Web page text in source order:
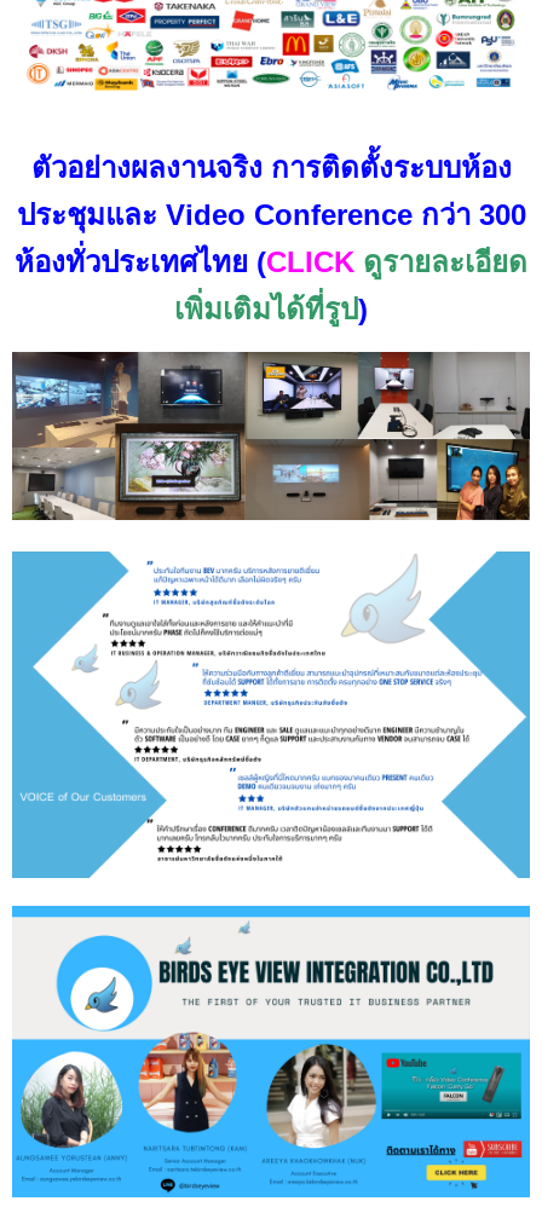
ตัวอย่างผลงานจริง การติดตั้งระบบห้อง
ประชุมและ Video Conference กว่า 300
ห้องทั่วประเทศไทย (CLICK ดูรายละเอียด
เพิ่มเติมได้ที่รูป)